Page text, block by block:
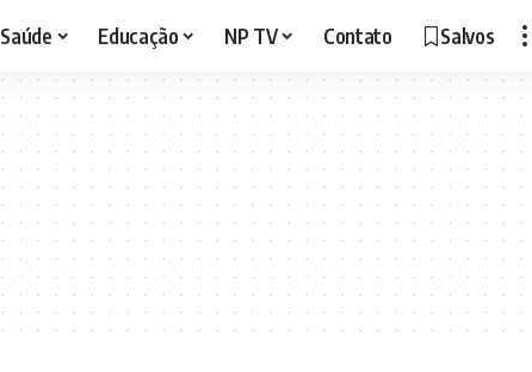
Saúde Educação NP TV Contato Salvos